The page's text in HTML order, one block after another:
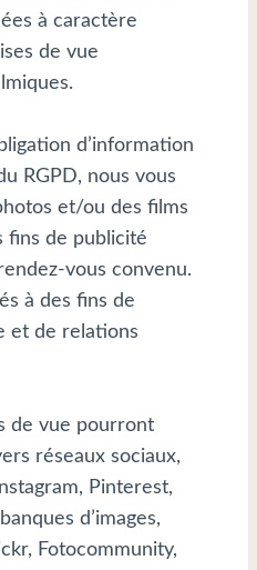
à caractère
de vue
d’information
RGPD, nous vous
et/ou des films
fins de publicité
vous convenu.
à des fins de
et de relations
de vue pourront
réseaux sociaux,
Pinterest,
d’images,
Fotocommunity,